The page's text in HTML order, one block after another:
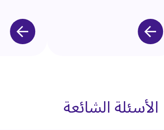
الأسئلة الشائعة